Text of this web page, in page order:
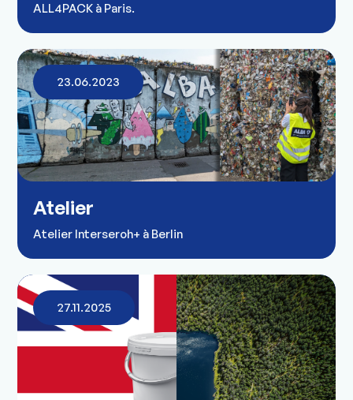
ALL4PACK à Paris.
23.06.2023
Atelier
Atelier Interseroh+ à Berlin
27.11.2025